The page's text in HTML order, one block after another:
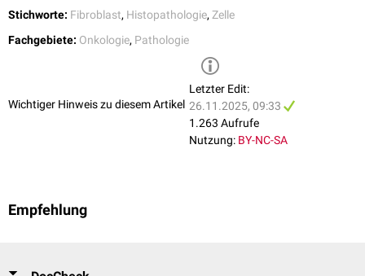
Stichworte: Fibroblast, Histopathologie, Zelle
Fachgebiete: Onkologie, Pathologie
Wichtiger Hinweis zu diesem Artikel
Letzter Edit:
26.11.2025, 09:33
1.263 Aufrufe
Nutzung: BY-NC-SA
Empfehlung